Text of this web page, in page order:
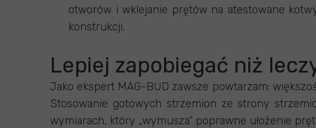
otworów i wklejanie prętów na atestowane
konstrukcji.
Lepiej zapobiegać niż
Jako ekspert MAG-BUD zawsze powtarzam:
Stosowanie gotowych strzemion ze strony
wymiarach, który „wymusza” poprawne ułożenie